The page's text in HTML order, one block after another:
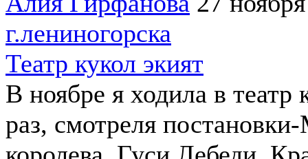
г.лениногорска
Театр кукол экият
В ноябре я ходила в театр
раз, смотреля